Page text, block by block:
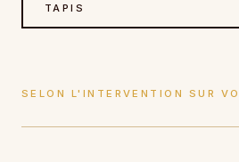
TAPIS
SELON L'INTERVENTION SUR